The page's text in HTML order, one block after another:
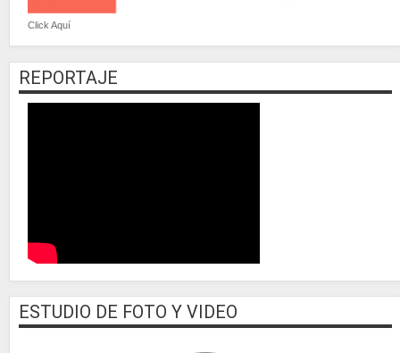
Click Aquí
REPORTAJE
ESTUDIO DE FOTO Y VIDEO